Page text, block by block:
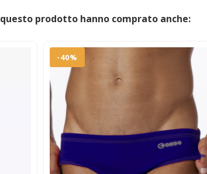
prodotto hanno comprato anche:
-40%